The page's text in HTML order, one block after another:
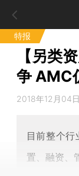
特报
【另类
争 AMC
2018年12月04
目前整个
置、融资、